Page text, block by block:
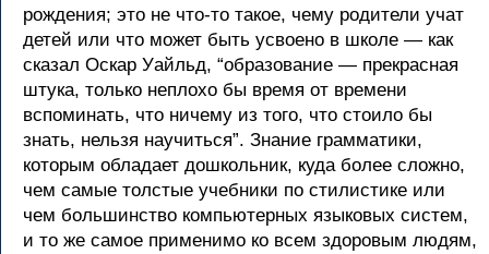
рождения; это не что-то такое, чему родители учат
детей или что может быть усвоено в школе — как
сказал Оскар Уайльд, “образование — прекрасная
штука, только неплохо бы время от времени
вспоминать, что ничему из того, что стоило бы
знать, нельзя научиться”. Знание грамматики,
которым обладает дошкольник, куда более сложно,
чем самые толстые учебники по стилистике или
чем большинство компьютерных языковых систем,
и то же самое применимо ко всем здоровым людям,